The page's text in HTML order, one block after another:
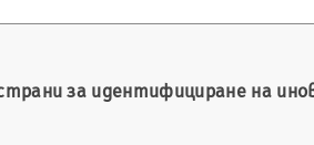
за идентифициране на